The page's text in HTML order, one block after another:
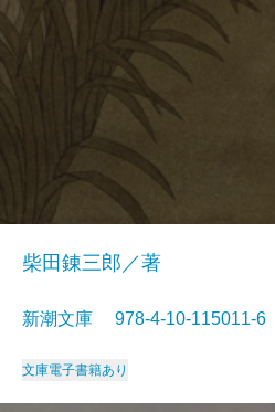
柴田錬三郎／著
新潮文庫 978-4-10-
文庫電子書籍あり